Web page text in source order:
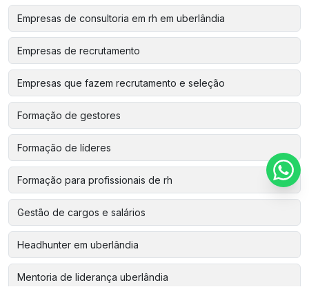
Empresas de consultoria em rh em uberlândia
Empresas de recrutamento
Empresas que fazem recrutamento e seleção
Formação de gestores
Formação de líderes
Formação para profissionais de rh
Gestão de cargos e salários
Headhunter em uberlândia
Mentoria de liderança uberlândia